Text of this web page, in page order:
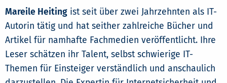
Mareile Heiting ist seit über zwei Jahrzehnten als IT-
Autorin tätig und hat seither zahlreiche Bücher und
Artikel für namhafte Fachmedien veröffentlicht. Ihre
Leser schätzen ihr Talent, selbst schwierige IT-
Themen für Einsteiger verständlich und anschaulich